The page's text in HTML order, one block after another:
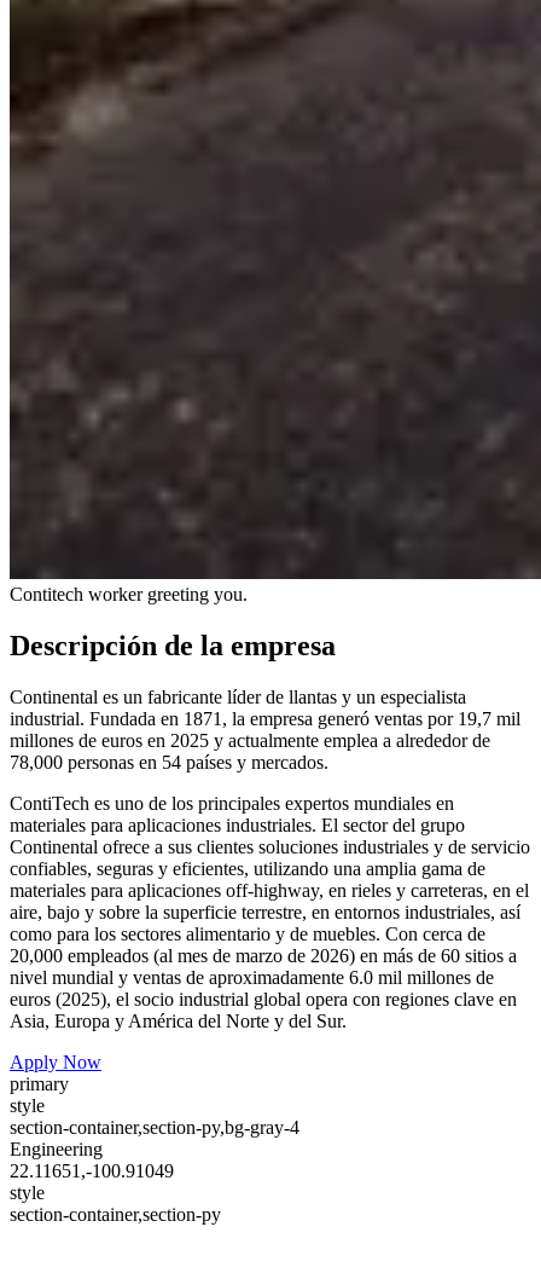
Contitech worker greeting you.
Descripción de la empresa
Continental es un fabricante líder de llantas y un especialista
industrial. Fundada en 1871, la empresa generó ventas por 19,7 mil
millones de euros en 2025 y actualmente emplea a alrededor de
78,000 personas en 54 países y mercados.
ContiTech es uno de los principales expertos mundiales en
materiales para aplicaciones industriales. El sector del grupo
Continental ofrece a sus clientes soluciones industriales y de servicio
confiables, seguras y eficientes, utilizando una amplia gama de
materiales para aplicaciones off‑highway, en rieles y carreteras, en el
aire, bajo y sobre la superficie terrestre, en entornos industriales, así
como para los sectores alimentario y de muebles. Con cerca de
20,000 empleados (al mes de marzo de 2026) en más de 60 sitios a
nivel mundial y ventas de aproximadamente 6.0 mil millones de
euros (2025), el socio industrial global opera con regiones clave en
Asia, Europa y América del Norte y del Sur.
Apply Now
primary
style
section-container,section-py,bg-gray-4
Engineering
22.11651,-100.91049
style
section-container,section-py